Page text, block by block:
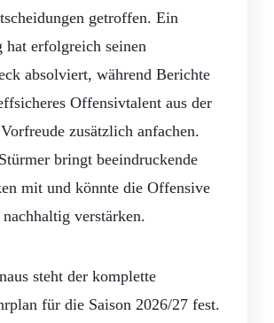
getroffen. Ein
hat erfolgreich seinen
absolviert, während Berichte
Offensivtalent aus der
zusätzlich anfachen.
bringt beeindruckende
mit und könnte die Offensive
verstärken.
steht der komplette
für die Saison 2026/27 fest.